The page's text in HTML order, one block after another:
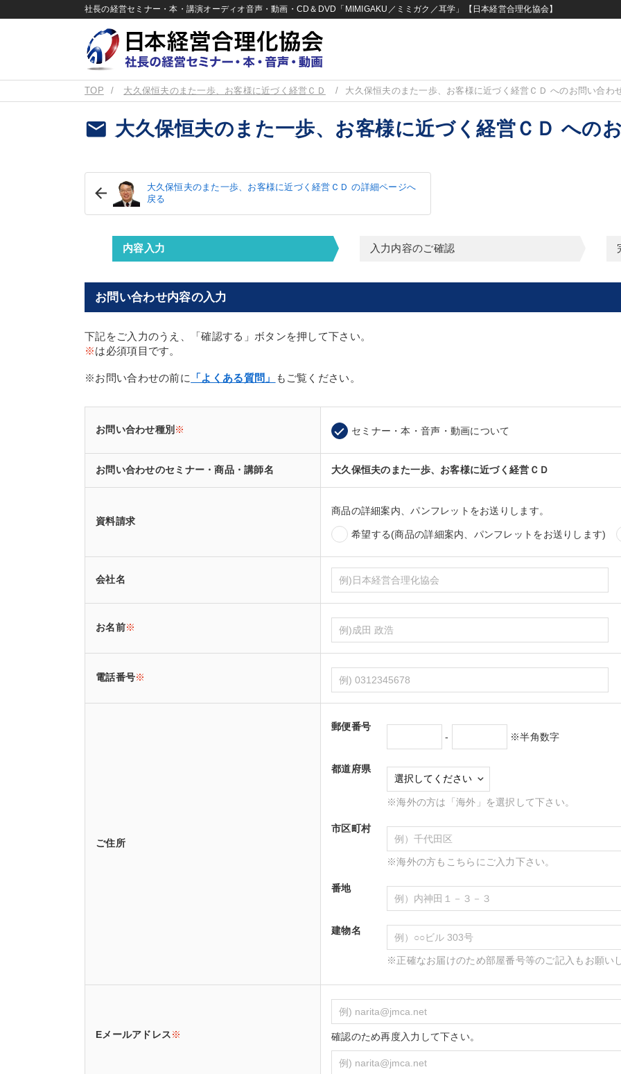
社長の経営セミナー・本・講演オーディオ音声・動画・CD＆DVD「MIMIGAKU／ミミガク／耳学」【日本経営合理化協会】
TOP 大久保恒夫のまた一歩、お客様に近づく経営ＣＤ 大久保恒夫のまた一歩、お客様に近づく経営ＣＤ へのお問い合わ
email 大久保恒夫のまた一歩、お客様に近づく経営ＣＤ への
大久保恒夫のまた一歩、お客様に近づく経営ＣＤ の詳細ページへ
戻る
内容入力 入力内容のご確認
お問い合わせ内容の入力
下記をご入力のうえ、「確認する」ボタンを押して下さい。
※は必須項目です。
※お問い合わせの前に 「よくある質問」 もご覧ください。
お問い合わせ種別 ※ セミナー・本・音声・動画について
お問い合わせのセミナー・商品・講師名 大久保恒夫のまた一歩、お客様に近づく経営ＣＤ
資料請求
商品の詳細案内、パンフレットをお送りします。
希望する(商品の詳細案内、パンフレットをお送りします)
会社名
お名前※
電話番号※
ご住所
郵便番号
-
※半角数字
都道府県
※海外の方は「海外」を選択して下さい。
市区町村
※海外の方もこちらにご入力下さい。
番地
建物名
※正確なお届けのため部屋番号等のご記入もお願い
Eメールアドレス※ 確認のため再度入力して下さい。